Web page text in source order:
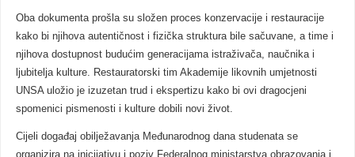
Oba dokumenta prošla su složen proces konzervacije i restauracije
kako bi njihova autentičnost i fizička struktura bile sačuvane, a time i
njihova dostupnost budućim generacijama istraživača, naučnika i
ljubitelja kulture. Restauratorski tim Akademije likovnih umjetnosti
UNSA uložio je izuzetan trud i ekspertizu kako bi ovi dragocjeni
spomenici pismenosti i kulture dobili novi život.
Cijeli događaj obilježavanja Međunarodnog dana studenata se